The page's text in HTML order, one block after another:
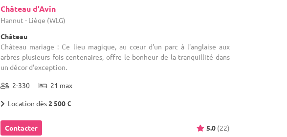
Château d'Avin
Hannut - Liège (WLG)
Château
Château mariage : Ce lieu magique, au cœur d'un parc à l'anglaise aux
arbres plusieurs fois centenaires, offre le bonheur de la tranquillité dans
un décor d'exception.
2-330 21 max
Location dès2 500 €
Contacter 5.0 (22)